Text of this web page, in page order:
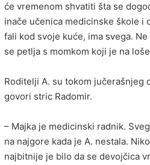
će vremenom shvatiti šta se
inače učenica medicinske škole i
fali kod svoje kuće, ima svega.
se petlja s momkom koji je na
Roditelji A. su tokom jučerašnjeg
govori stric Radomir.
– Majka je medicinski radnik.
na najgore kada je A. nestala.
najbitnije je bilo da se devojčica